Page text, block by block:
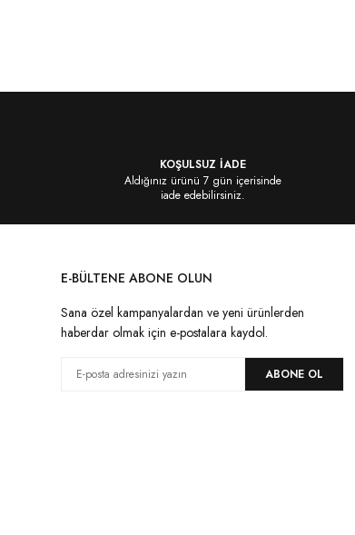
KOŞULSUZ İADE
Aldığınız ürünü 7 gün içerisinde
iade edebilirsiniz.
E-BÜLTENE ABONE OLUN
Sana özel kampanyalardan ve yeni ürünlerden
haberdar olmak için e-postalara kaydol.
ABONE OL